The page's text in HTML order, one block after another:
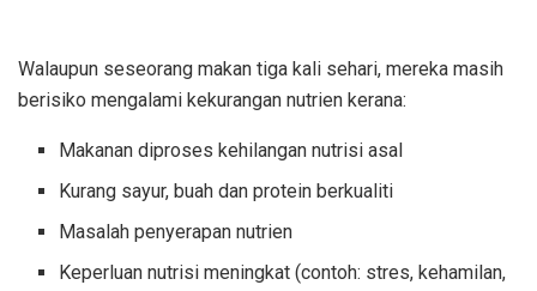
Walaupun seseorang makan tiga kali sehari, mereka masih
berisiko mengalami kekurangan nutrien kerana:
Makanan diproses kehilangan nutrisi asal
Kurang sayur, buah dan protein berkualiti
Masalah penyerapan nutrien
Keperluan nutrisi meningkat (contoh: stres, kehamilan,